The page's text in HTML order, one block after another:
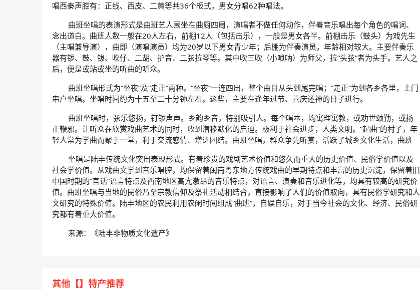
唱西秦声腔有：正线、西皮、二黄等共36个板式，男女分唱62种唱法。
曲班坐唱的表演形式是曲班艺人围坐在曲厨四周，演唱者不做任何动作，伴着音乐唱出每个角色的唱词、
念出道白。曲班人数一般在20人左右，前棚12人（包括击乐），一般是男女各半。前棚击乐（鼓头）为戏先生
（主唱兼导演），曲即（演唱演员）均为20岁以下男女青少年；后棚为伴奏演员，年龄相对较大。主要伴奏乐
器有锣、鼓、钹、吹仔、二胡、护音、二弦拉琴等。其中吹三吹（小唢呐）为师父，拉“头弦”者为头手。艺人之
后，便是或站或坐的听曲的听众。
曲班坐唱形式为“坐夜”及“走正”两种。“坐夜”一连四出，整个曲目从头到尾完唱；“走正”为到各乡各里，上门
串户坐唱。坐唱时间约为十五至二十分钟左右。这些，主要在逢年过节、喜庆还神的日子进行。
曲班坐唱时，弦乐悠扬，钉锣声声。乡韵乡音，特别吸引人。每个唱本，均寓理寓教，或劝世颂勤，或扬
正鞭邪。让听众在欣赏戏曲艺术的同时，收到潜移默化的启迪。极利于社会进步，人类文明。“起曲”的村子，年
轻人常为学曲而聚于一堂，利于交流感情、增进团结。曲班坐唱，群众争先听赏，活跃了城乡文化生活，曲班
坐唱是陆丰传统文化突出表现形式。有着珍贵的戏剧艺术价值和悠久而重大的历史价值、民俗学价值以及
社会学价值。从戏曲文学到音乐唱腔，均保留着闽南粤东地方传统戏曲的早期特点和丰富的历史沉淀，保留着旧
中国时期的“官话”语言特点及西南地区高亢激昂的音乐特点，对语言、演奏和音乐进化等，均具有较高的研究价
值。曲班坐唱与当地的民俗乃至宗教信仰及祭礼活动相结合，直接影响了人们的价值取向，具有民俗学研究和人
文研究的特殊价值。陆丰地区的农民利用农闲时间组成“曲班”，自娱自乐，对于当今社会的文化、经济、民俗研
究都有着重大价值。
来源：《陆丰非物质文化遗产》
其他【】特产推荐